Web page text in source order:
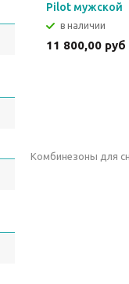
Pilot мужской
в наличии
11 800,00 руб
Комбинезоны для